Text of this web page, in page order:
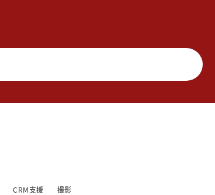
CRM支援 撮影